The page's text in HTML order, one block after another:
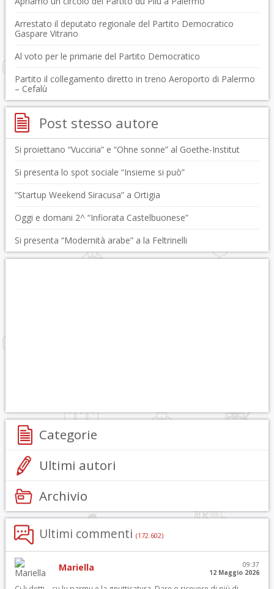
Arrestato il deputato regionale del Partito Democratico
Gaspare Vitrano
Al voto per le primarie del Partito Democratico
Partito il collegamento diretto in treno Aeroporto di Palermo
– Cefalù
Post stesso autore
Si proiettano “Vucciria” e “Ohne sonne” al Goethe-Institut
Si presenta lo spot sociale “Insieme si può”
“Startup Weekend Siracusa” a Ortigia
Oggi e domani 2^ “Infiorata Castelbuonese”
Si presenta “Modernità arabe” a la Feltrinelli
Categorie
Ultimi autori
Archivio
Ultimi commenti (172.602)
Mariella
09:37
12 Maggio 2026